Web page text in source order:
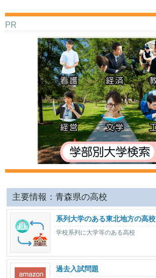
PR
主要情報：青森県の高校
系列大学のある東北地方の高校
学校系列に大学等のある高校
過去入試問題